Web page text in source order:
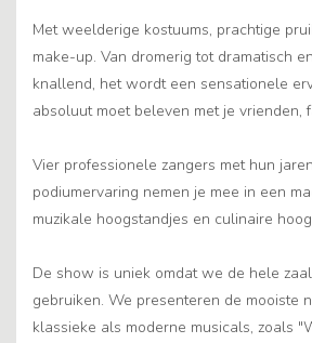
Met weelderige kostuums, prachtige
make-up. Van dromerig tot dramatisch
knallend, het wordt een sensationele
absoluut moet beleven met je vrienden,
Vier professionele zangers met hun
podiumervaring nemen je mee in een
muzikale hoogstandjes en culinaire
De show is uniek omdat we de hele
gebruiken. We presenteren de mooiste
klassieke als moderne musicals, zoals